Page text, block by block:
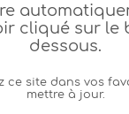
cliqué sur le
dessous.
ce site dans vos
mettre à jour.